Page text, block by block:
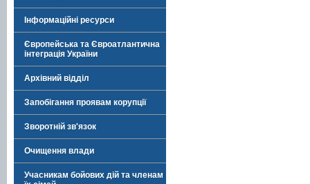
Інформаційні ресурси
Європейська та Євроатлантична
інтеграція України
Архівний відділ
Запобігання проявам корупції
Зворотній зв'язок
Очищення влади
Учасникам бойових дій та членам